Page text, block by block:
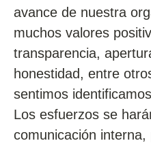
avance de nuestra
muchos valores
transparencia,
honestidad, entre
sentimos
Los esfuerzos se
comunicación